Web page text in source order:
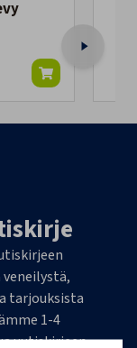
tarjouksista
1-4
uutiskirjeen